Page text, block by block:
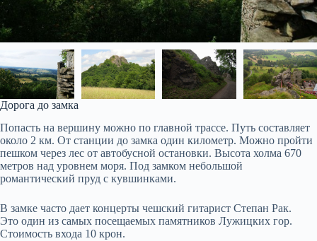
Дорога до замка
Попасть на вершину можно по главной трассе. Путь составляет
около 2 км. От станции до замка один километр. Можно пройти
пешком через лес от автобусной остановки. Высота холма 670
метров над уровнем моря. Под замком небольшой
романтический пруд с кувшинками.
В замке часто дает концерты чешский гитарист Степан Рак.
Это один из самых посещаемых памятников Лужицких гор.
Стоимость входа 10 крон.